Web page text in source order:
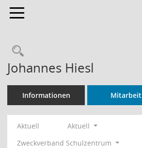
Toggle navigation
Rechercheauswahl
Johannes Hiesl
Informationen Mitarbeit
Aktuell
Aktuell
Zweckverband Schulzentrum